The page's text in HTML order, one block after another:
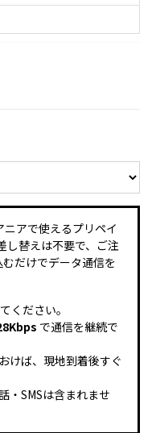
ニアで使えるプリペイ
し替えは不要で、ご注
だけでデータ通信を
ください。
で通信を継続で
けば、現地到着後すぐ
・SMSは含まれませ